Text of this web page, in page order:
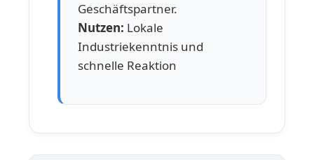
Geschäftspartner.
Nutzen: Lokale
Industriekenntnis und
schnelle Reaktion